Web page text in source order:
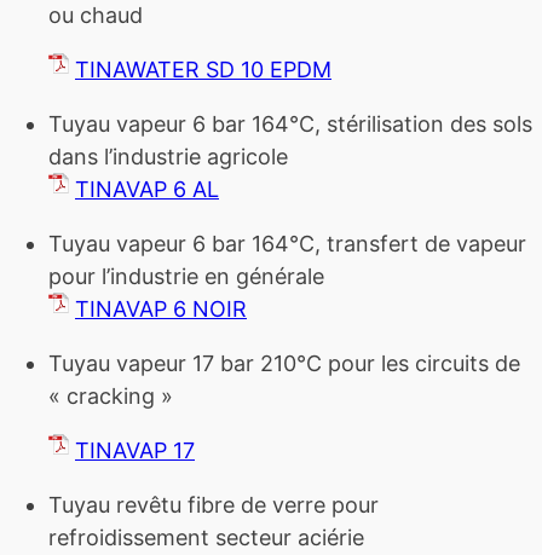
ou chaud
TINAWATER SD 10 EPDM
Tuyau vapeur 6 bar 164°C, stérilisation des sols
dans l’industrie agricole
TINAVAP 6 AL
Tuyau vapeur 6 bar 164°C, transfert de vapeur
pour l’industrie en générale
TINAVAP 6 NOIR
Tuyau vapeur 17 bar 210°C pour les circuits de
« cracking »
TINAVAP 17
Tuyau revêtu fibre de verre pour
refroidissement secteur aciérie